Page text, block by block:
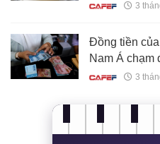
3
Đồng tiền
Nam Á chạm
3,46%, người
3